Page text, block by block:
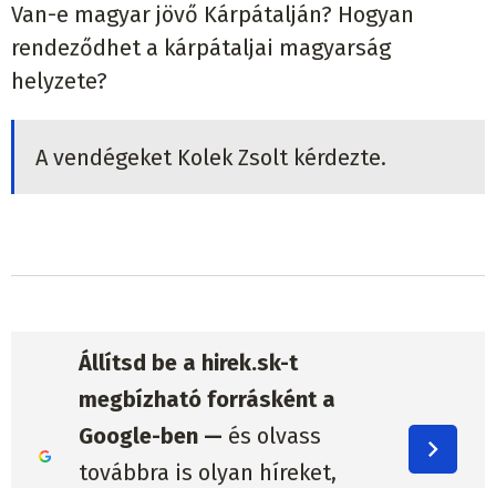
Van-e magyar jövő Kárpátalján? Hogyan
rendeződhet a kárpátaljai magyarság
helyzete?
A vendégeket Kolek Zsolt kérdezte.
Állítsd be a hirek.sk-t
megbízható forrásként a
Google-ben — és olvass
továbbra is olyan híreket,